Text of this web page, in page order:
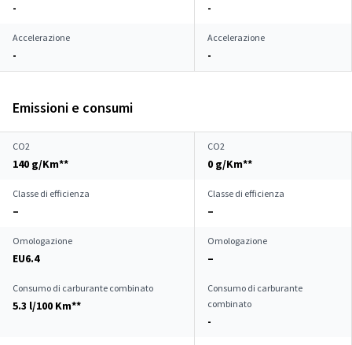
- -
Accelerazione
-
Accelerazione
-
Emissioni e consumi
CO2
140 g/Km**
CO2
0 g/Km**
Classe di efficienza
–
Classe di efficienza
–
Omologazione
EU6.4
Omologazione
–
Consumo di carburante combinato
5.3 l/100 Km**
Consumo di carburante
combinato
-